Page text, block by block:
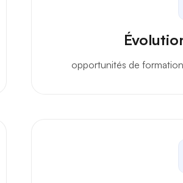
opportunités de